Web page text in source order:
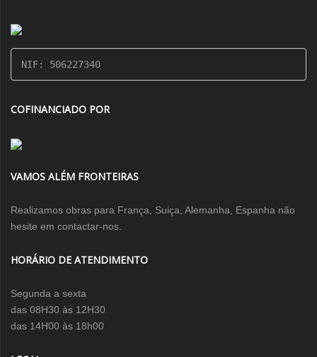
NIF: 506227340
COFINANCIADO POR
VAMOS ALÉM FRONTEIRAS
Realizamos obras para França, Suiça, Alemanha, Espanha não
hesite em contactar-nos.
HORÁRIO DE ATENDIMENTO
Segunda a sexta
das 08H30 às 12H30
das 14H00 às 18h00